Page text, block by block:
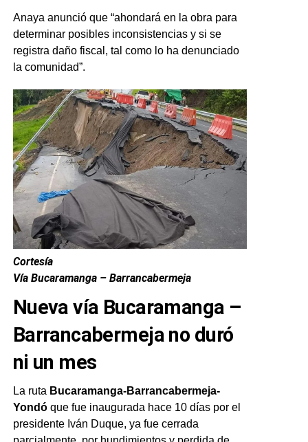
Anaya anunció que “ahondará en la obra para
determinar posibles inconsistencias y si se
registra daño fiscal, tal como lo ha denunciado
la comunidad”.
Cortesía
Vía Bucaramanga – Barrancabermeja
Nueva vía Bucaramanga –
Barrancabermeja no duró
ni un mes
La ruta Bucaramanga-Barrancabermeja-
Yondó que fue inaugurada hace 10 días por el
presidente Iván Duque, ya fue cerrada